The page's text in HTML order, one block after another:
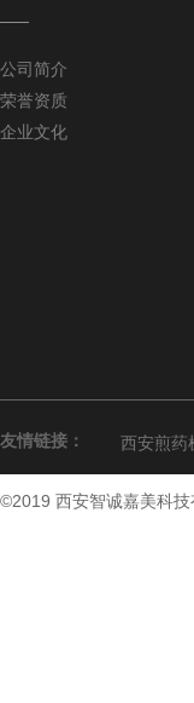
——
公司简介
荣誉资质
企业文化
友情链接： 西安煎药
©2019 西安智诚嘉美科